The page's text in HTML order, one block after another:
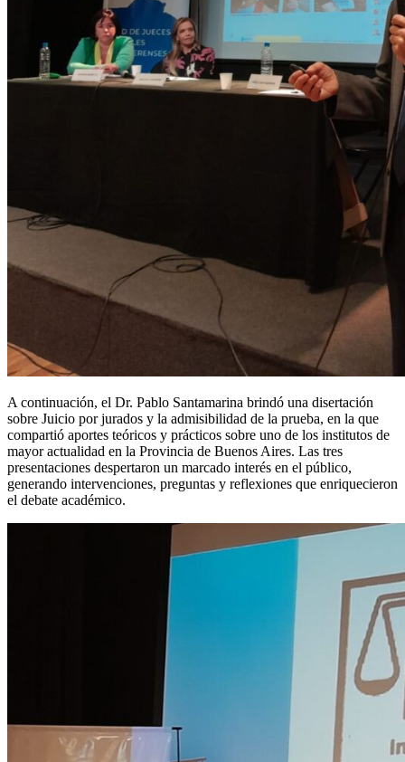
A continuación, el Dr. Pablo Santamarina brindó una disertación
sobre Juicio por jurados y la admisibilidad de la prueba, en la que
compartió aportes teóricos y prácticos sobre uno de los institutos de
mayor actualidad en la Provincia de Buenos Aires. Las tres
presentaciones despertaron un marcado interés en el público,
generando intervenciones, preguntas y reflexiones que enriquecieron
el debate académico.